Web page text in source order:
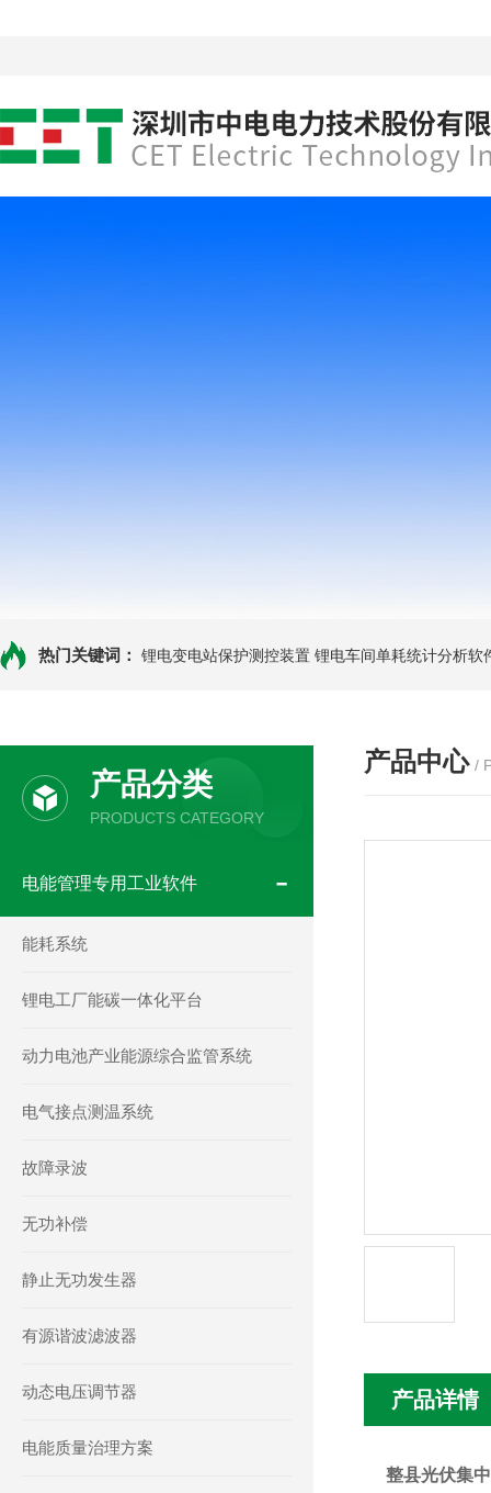
热门关键词： 锂电变电站保护测控装置 锂电车间单耗统计分析软
产品分类
PRODUCTS CATEGORY
电能管理专用工业软件
能耗系统
锂电工厂能碳一体化平台
动力电池产业能源综合监管系统
电气接点测温系统
故障录波
无功补偿
静止无功发生器
有源谐波滤波器
动态电压调节器
电能质量治理方案
产品中心 /
产品详情
整县光伏集